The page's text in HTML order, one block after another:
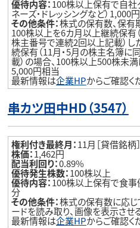
優待内容：100株以上保有で自社
ネーズ・ドレッシングなど）1,000
その他条件：株式の保有数、保有
100株以上を6カ月以上継続保有
株主番号で連続2回以上記載）し
続保有（11月・5月の株主名簿
載）の場合、100株以上500株未
5,000円相当
最新情報は企業HPからご確認く
串カツ田中HD（3547）
権利付き最終月：11月［貸借銘柄］
株価：1,462円
配当利回り：0.89%
優待発生株数：100株以上
優待内容：100株以上保有で食事
分
その他条件：株式の保有数に応じ
ードを読み取り、画像を表示させ
最新情報は企業HPからご確認く